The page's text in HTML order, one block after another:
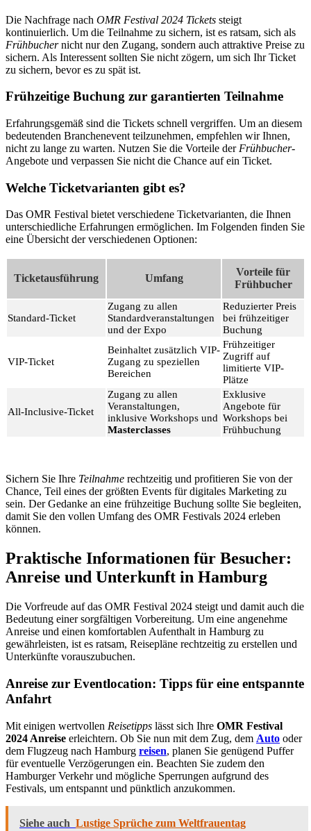
Die Nachfrage nach OMR Festival 2024 Tickets steigt
kontinuierlich. Um die Teilnahme zu sichern, ist es ratsam, sich als
Frühbuchernicht nur den Zugang, sondern auch attraktive Preise zu
sichern. Als Interessent sollten Sie nicht zögern, um sich Ihr Ticket
zu sichern, bevor es zu spät ist.
Frühzeitige Buchung zur garantierten Teilnahme
Erfahrungsgemäß sind die Tickets schnell vergriffen. Um an diesem
bedeutenden Branchenevent teilzunehmen, empfehlen wir Ihnen,
nicht zu lange zu warten. Nutzen Sie die Vorteile der Frühbucher-
Angebote und verpassen Sie nicht die Chance auf ein Ticket.
Welche Ticketvarianten gibt es?
Das OMR Festival bietet verschiedene Ticketvarianten, die Ihnen
unterschiedliche Erfahrungen ermöglichen. Im Folgenden finden Sie
eine Übersicht der verschiedenen Optionen:
Ticketausführung Umfang
Vorteile für
Frühbucher
Standard-Ticket
Zugang zu allen
Standardveranstaltungen
und der Expo
Reduzierter Preis
bei frühzeitiger
Buchung
VIP-Ticket
Beinhaltet zusätzlich VIP-
Zugang zu speziellen
Bereichen
Frühzeitiger
Zugriff auf
limitierte VIP-
Plätze
All-Inclusive-Ticket
Zugang zu allen
Veranstaltungen,
inklusive Workshops und
Masterclasses
Exklusive
Angebote für
Workshops bei
Frühbuchung
Sichern Sie Ihre Teilnahme rechtzeitig und profitieren Sie von der
Chance, Teil eines der größten Events für digitales Marketing zu
sein. Der Gedanke an eine frühzeitige Buchung sollte Sie begleiten,
damit Sie den vollen Umfang des OMR Festivals 2024 erleben
können.
Praktische Informationen für Besucher:
Anreise und Unterkunft in Hamburg
Die Vorfreude auf das OMR Festival 2024 steigt und damit auch die
Bedeutung einer sorgfältigen Vorbereitung. Um eine angenehme
Anreise und einen komfortablen Aufenthalt in Hamburg zu
gewährleisten, ist es ratsam, Reisepläne rechtzeitig zu erstellen und
Unterkünfte vorauszubuchen.
Anreise zur Eventlocation: Tipps für eine entspannte
Anfahrt
Mit einigen wertvollen Reisetipps lässt sich Ihre OMR Festival
2024 Anreise erleichtern. Ob Sie nun mit dem Zug, dem Auto oder
dem Flugzeug nach Hamburg reisen, planen Sie genügend Puffer
für eventuelle Verzögerungen ein. Beachten Sie zudem den
Hamburger Verkehr und mögliche Sperrungen aufgrund des
Festivals, um entspannt und pünktlich anzukommen.
Siehe auch Lustige Sprüche zum Weltfrauentag